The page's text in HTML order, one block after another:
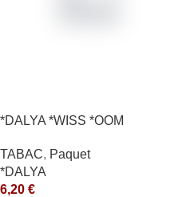
*DALYA *WISS *OOM
TABAC, Paquet
*DALYA
6,20 €